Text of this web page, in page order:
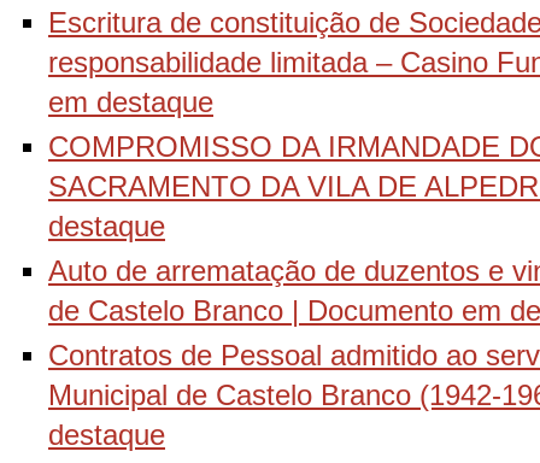
Escritura de constituição de
responsabilidade limitada – Casino
em destaque
COMPROMISSO DA IRMANDADE
SACRAMENTO DA VILA DE
destaque
Auto de arrematação de duzentos e
de Castelo Branco | Documento em
Contratos de Pessoal admitido ao
Municipal de Castelo Branco (1942-
destaque